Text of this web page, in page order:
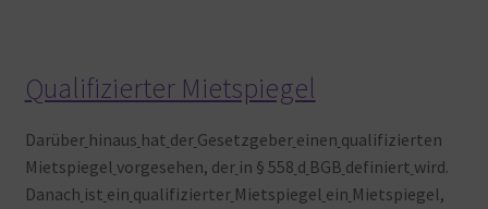
Qualifizierter Mietspiegel
Darüber hinaus hat der Gesetzgeber einen qualifizierten
Mietspiegel vorgesehen, der in § 558 d BGB definiert wird.
Danach ist ein qualifizierter Mietspiegel ein Mietspiegel,